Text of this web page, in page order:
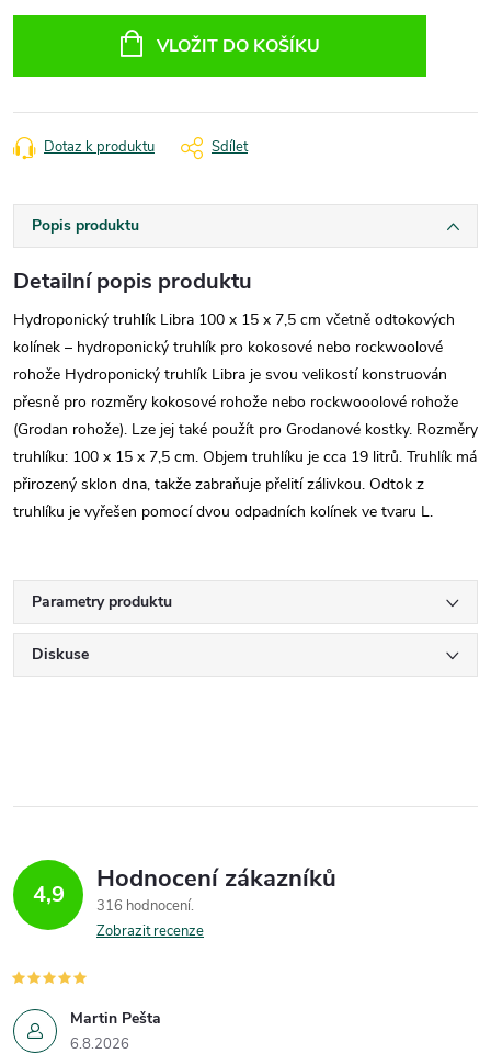
VLOŽIT DO KOŠÍKU
Dotaz k produktu Sdílet
Popis produktu
Detailní popis produktu
Hydroponický truhlík Libra 100 x 15 x 7,5 cm včetně odtokových
kolínek – hydroponický truhlík pro kokosové nebo rockwoolové
rohože Hydroponický truhlík Libra je svou velikostí konstruován
přesně pro rozměry kokosové rohože nebo rockwooolové rohože
(Grodan rohože). Lze jej také použít pro Grodanové kostky. Rozměry
truhlíku: 100 x 15 x 7,5 cm. Objem truhlíku je cca 19 litrů. Truhlík má
přirozený sklon dna, takže zabraňuje přelití zálivkou. Odtok z
truhlíku je vyřešen pomocí dvou odpadních kolínek ve tvaru L.
Parametry produktu
Diskuse
4,9 Hodnocení zákazníků
316 hodnocení
Zobrazit recenze
Martin Pešta
6.8.2026